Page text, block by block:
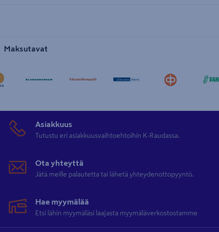
Maksutavat
Asiakkuus
Tutustu eri asiakkuusvaihtoehtoihin K-Raudassa.
Ota yhteyttä
Jätä meille palautetta tai lähetä yhteydenottopyyntö.
Hae myymälää
Etsi lähin myymäläsi laajasta myymäläverkostostamme